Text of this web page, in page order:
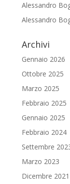
Alessandro
Alessandro
Archivi
Gennaio 2026
Ottobre 2025
Marzo 2025
Febbraio 2025
Gennaio 2025
Febbraio 2024
Settembre
Marzo 2023
Dicembre 2021